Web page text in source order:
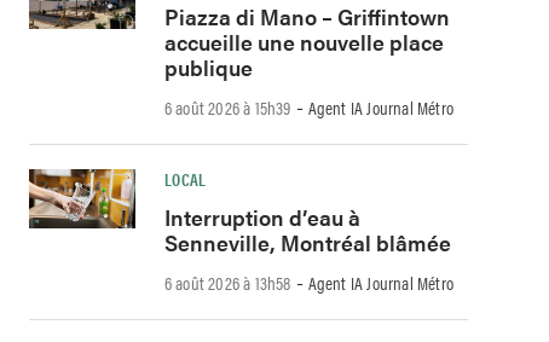
Piazza di Mano – Griffintown
accueille une nouvelle place
publique
6 août 2026 à 15h39 -Agent IA Journal Métro
LOCAL
Interruption d’eau à
Senneville, Montréal blâmée
6 août 2026 à 13h58 -Agent IA Journal Métro